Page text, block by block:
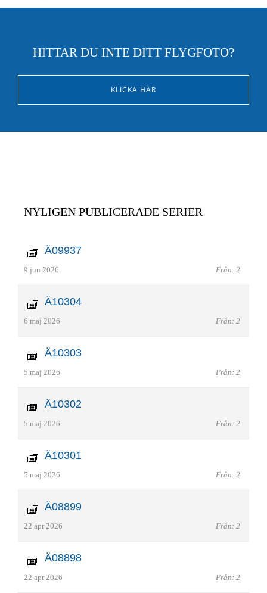
HITTAR DU INTE DITT FLYGFOTO?
KLICKA HÄR
NYLIGEN PUBLICERADE SERIER
Ä09937
9 jun 2026 Från: 2
Ä10304
6 maj 2026 Från: 2
Ä10303
5 maj 2026 Från: 2
Ä10302
5 maj 2026 Från: 2
Ä10301
5 maj 2026 Från: 2
Ä08899
22 apr 2026 Från: 2
Ä08898
22 apr 2026 Från: 2